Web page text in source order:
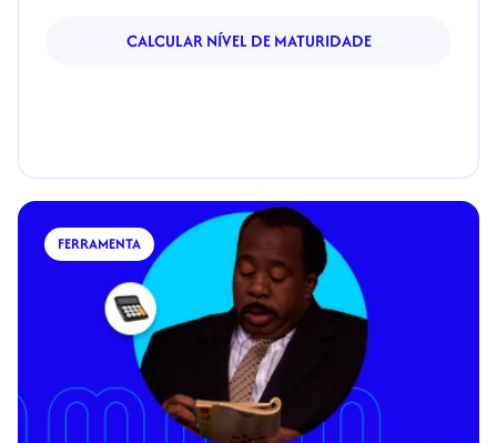
CALCULAR NÍVEL DE MATURIDADE
FERRAMENTA